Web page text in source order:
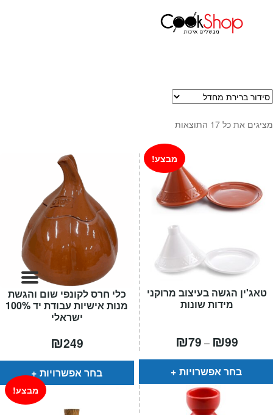
סירים
מחבתות
מוצרי חשמל למטבח
גאדג'טס וכלי מטבח
אחסון למטבח
סכינים
אפייה
גיפט קארד
חגים
מתכונים שלכם
עגלת קניות
עמוד הבית כלי בישול טאג'ין
מציגים את כל ⁦17⁩ התוצאות
כלי חרס לקונפי שום והגשת
מנות אישיות עבודת יד 100%
ישראלי
₪249
בחר אפשרויות
טאג'ין הגשה בעיצוב מרוקני
מידות שונות
מבצע!
₪79 – ₪99טווח
מחירים:
⁦₪79⁩
עד
בחר אפשרויות
מבצע!